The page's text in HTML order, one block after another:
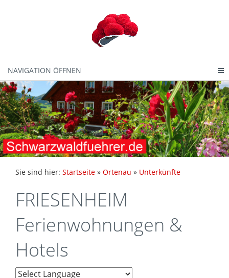
NAVIGATION ÖFFNEN
Sie sind hier: Startseite » Ortenau » Unterkünfte
FRIESENHEIM
Ferienwohnungen &
Hotels